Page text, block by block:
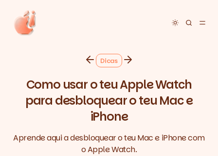
Toggle
Dicas
Como usar o teu Apple Watch
para desbloquear o teu Mac e
iPhone
Aprende aqui a desbloquear o teu Mac e iPhone com
o Apple Watch.